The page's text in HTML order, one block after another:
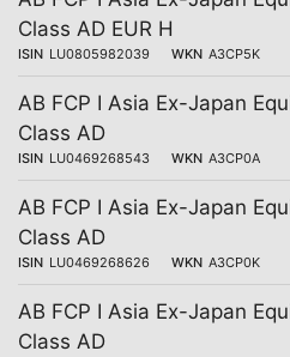
Class AD EUR H
ISIN LU0805982039 WKN A3CP5K
AB FCP I Asia Ex-Japan
Class AD
ISIN LU0469268543 WKN A3CP0A
AB FCP I Asia Ex-Japan
Class AD
ISIN LU0469268626 WKN A3CP0K
AB FCP I Asia Ex-Japan
Class AD